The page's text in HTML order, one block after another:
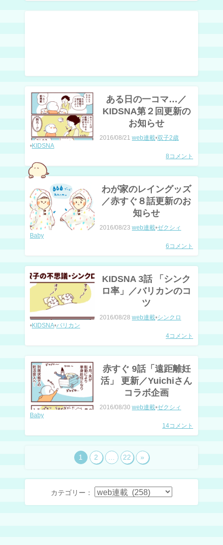
ある日の一コマ…／
KIDSNA第２回更新の
お知らせ
2016/08/21 web連載•双子2歳
•KIDSNA
8コメント
わが家のレイングッズ
／赤すぐ８話更新のお
知らせ
2016/08/23 web連載•ゼクシィ
Baby
6コメント
KIDSNA 3話 「シンク
ロ率」／バリカンのコ
ツ
2016/08/28 web連載•シンクロ
•KIDSNA•バリカン
4コメント
赤すぐ 9話「遠距離妊
活」 更新／Yuichiさん
コラボ企画
2016/08/30 web連載•ゼクシィ
Baby
14コメント
1 2 22 »
カテゴリー：